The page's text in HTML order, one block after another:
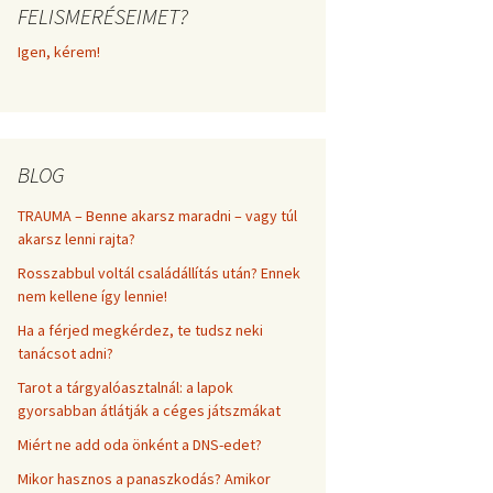
frekvenciákkal
FELISMERÉSEIMET?
Igen, kérem!
BLOG
TRAUMA – Benne akarsz maradni – vagy túl
akarsz lenni rajta?
Rosszabbul voltál családállítás után? Ennek
nem kellene így lennie!
Ha a férjed megkérdez, te tudsz neki
tanácsot adni?
Tarot a tárgyalóasztalnál: a lapok
gyorsabban átlátják a céges játszmákat
Miért ne add oda önként a DNS-edet?
Mikor hasznos a panaszkodás? Amikor